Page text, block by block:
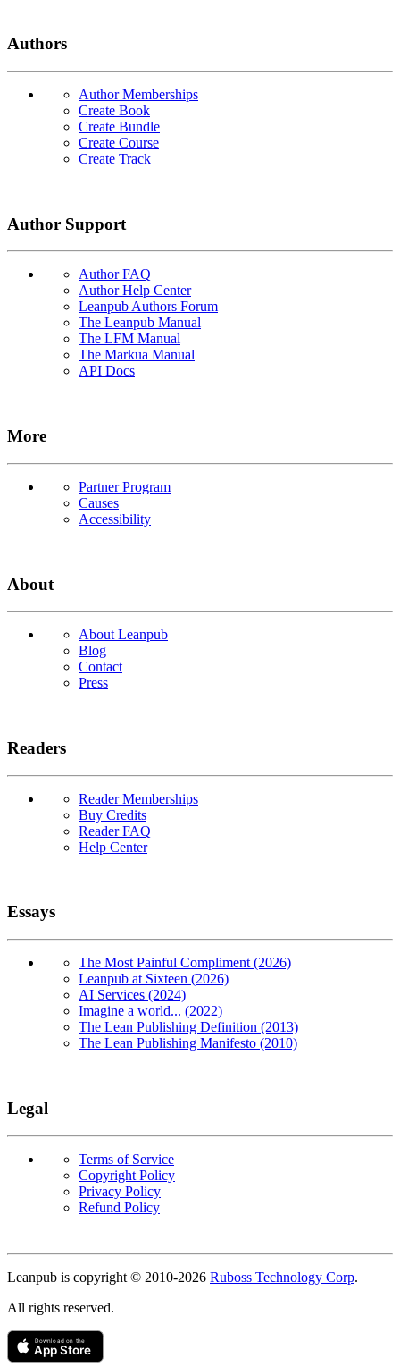
Authors
Author Memberships
Create Book
Create Bundle
Create Course
Create Track
Author Support
Author FAQ
Author Help Center
Leanpub Authors Forum
The Leanpub Manual
The LFM Manual
The Markua Manual
API Docs
More
Partner Program
Causes
Accessibility
About
About Leanpub
Blog
Contact
Press
Readers
Reader Memberships
Buy Credits
Reader FAQ
Help Center
Essays
The Most Painful Compliment (2026)
Leanpub at Sixteen (2026)
AI Services (2024)
Imagine a world... (2022)
The Lean Publishing Definition (2013)
The Lean Publishing Manifesto (2010)
Legal
Terms of Service
Copyright Policy
Privacy Policy
Refund Policy
Copyright
Leanpub is copyright © 2010-2026 Ruboss Technology Corp.
All rights reserved.